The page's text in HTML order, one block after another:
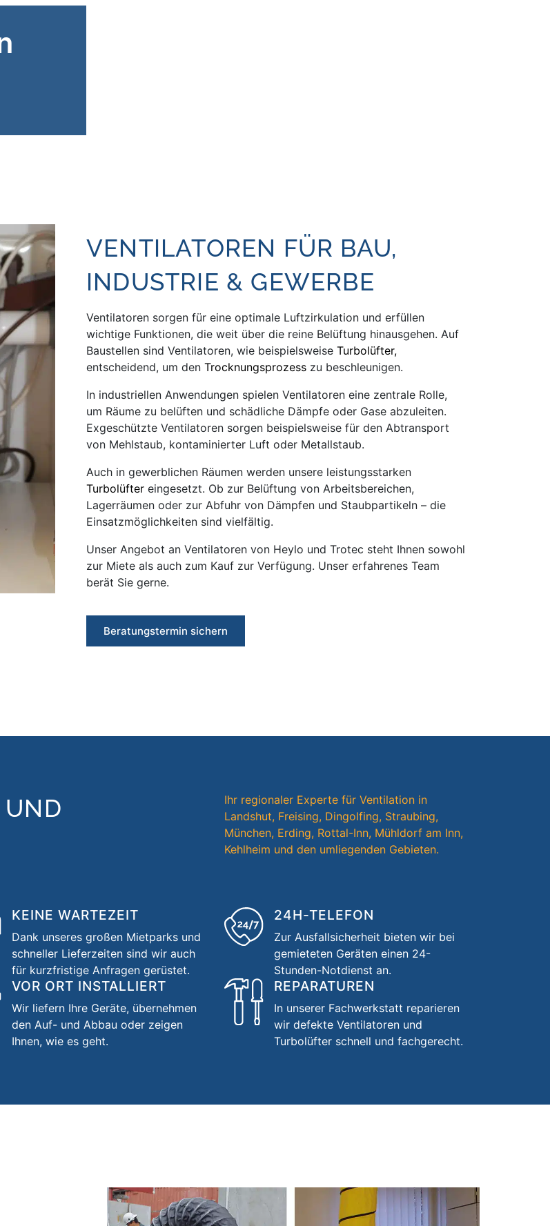
VENTILATOREN FÜR BAU,
INDUSTRIE & GEWERBE
Ventilatoren sorgen für eine optimale Luftzirkulation und erfüllen
wichtige Funktionen, die weit über die reine Belüftung hinausgehen. Auf
Baustellen sind Ventilatoren, wie beispielsweise Turbolüfter,
entscheidend, um den Trocknungsprozess zu beschleunigen.
In industriellen Anwendungen spielen Ventilatoren eine zentrale Rolle,
um Räume zu belüften und schädliche Dämpfe oder Gase abzuleiten.
Exgeschützte Ventilatoren sorgen beispielsweise für den Abtransport
von Mehlstaub, kontaminierter Luft oder Metallstaub.
Auch in gewerblichen Räumen werden unsere leistungsstarken
Turbolüfter eingesetzt. Ob zur Belüftung von Arbeitsbereichen,
Lagerräumen oder zur Abfuhr von Dämpfen und Staubpartikeln – die
Einsatzmöglichkeiten sind vielfältig.
Unser Angebot an Ventilatoren von Heylo und Trotec steht Ihnen sowohl
zur Miete als auch zum Kauf zur Verfügung. Unser erfahrenes Team
berät Sie gerne.
Beratungstermin sichern
Ihr regionaler Experte für Ventilation in
Landshut, Freising, Dingolfing, Straubing,
München, Erding, Rottal-Inn, Mühldorf am Inn,
Kehlheim und den umliegenden Gebieten.
KEINE WARTEZEIT
Dank unseres großen Mietparks und
schneller Lieferzeiten sind wir auch
für kurzfristige Anfragen gerüstet.
VOR ORT INSTALLIERT
Wir liefern Ihre Geräte, übernehmen
den Auf- und Abbau oder zeigen
Ihnen, wie es geht.
24H-TELEFON
Zur Ausfallsicherheit bieten wir bei
gemieteten Geräten einen 24-
Stunden-Notdienst an.
REPARATUREN
In unserer Fachwerkstatt reparieren
wir defekte Ventilatoren und
Turbolüfter schnell und fachgerecht.